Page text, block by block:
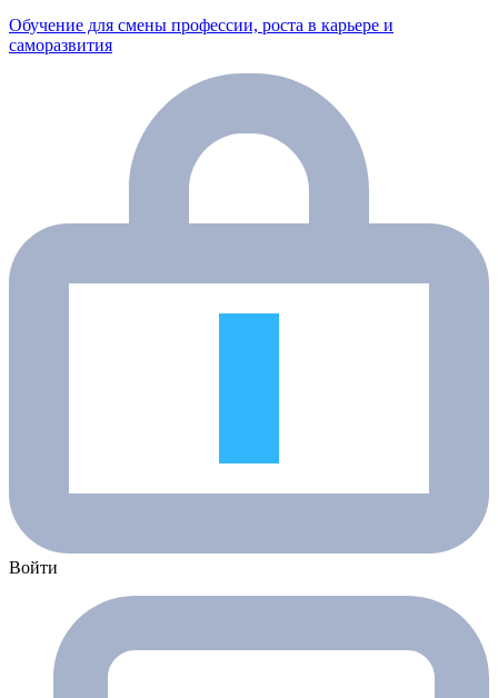
Обучение для смены профессии, роста в карьере и
саморазвития
Войти